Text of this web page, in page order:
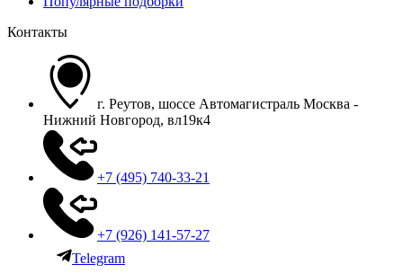
Контакты
г. Реутов, шоссе Автомагистраль Москва -
Нижний Новгород, вл19к4
+7 (495) 740-33-21
+7 (926) 141-57-27
Telegram